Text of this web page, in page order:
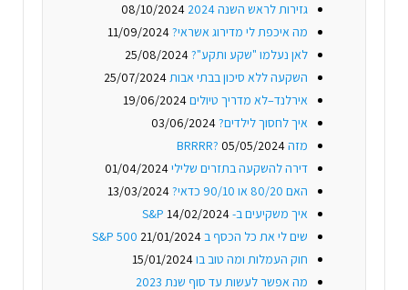
גזירות לראש השנה 2024
08/10/2024
מה איכפת לי מדירוג אשראי?11/09/2024
לאן נעלמו "שקע ותקע"?25/08/2024
השקעה ללא סיכון בבתי אבות25/07/2024
אירלנד–לא מדריך טיולים19/06/2024
איך לחסוך לילדים?03/06/2024
מזה BRRRR?05/05/2024
דירה להשקעה בתזרים שלילי01/04/2024
האם 80/20 או 90/10 כדאי?
13/03/2024
איך משקיעים ב- S&P14/02/2024
שים לי את כל הכסף ב S&P 50021/01/2024
חוק העמלות ומה טוב בו15/01/2024
מה אפשר לעשות עד סוף שנת 2023